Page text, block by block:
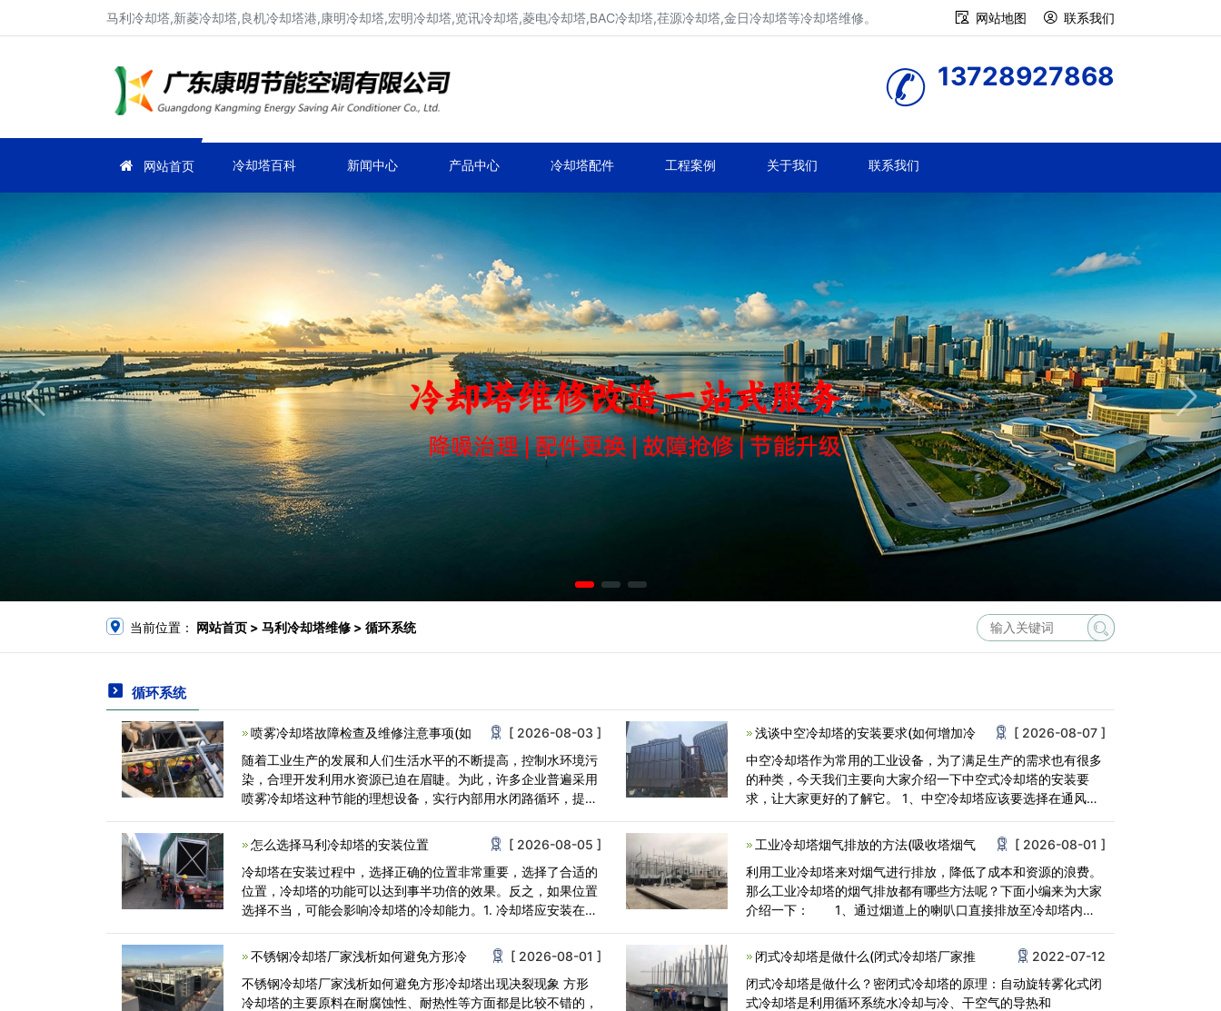
马利冷却塔,新菱冷却塔,良机冷却塔港,康明冷却塔,宏明冷却塔,览讯冷却塔,菱电冷却塔,BAC冷却塔,荏源冷却塔,金日冷却塔等冷却塔维修。 网站地图 联系我们
13728927868
网站首页 冷却塔百科 新闻中心 产品中心 冷却塔配件 工程案例 关于我们 联系我们
当前位置： 网站首页 > 马利冷却塔维修 > 循环系统
循环系统
喷雾冷却塔故障检查及维修注意事项(如
[ 2026-08-03 ]
随着工业生产的发展和人们生活水平的不断提高，控制水环境污
染，合理开发利用水资源已迫在眉睫。为此，许多企业普遍采用
喷雾冷却塔这种节能的理想设备，实行内部用水闭路循环，提高
浅谈中空冷却塔的安装要求(如何增加冷
[ 2026-08-07 ]
中空冷却塔作为常用的工业设备，为了满足生产的需求也有很多
的种类，今天我们主要向大家介绍一下中空式冷却塔的安装要
求，让大家更好的了解它。 1、中空冷却塔应该要选择在通风良
怎么选择马利冷却塔的安装位置
[ 2026-08-05 ]
冷却塔在安装过程中，选择正确的位置非常重要，选择了合适的
位置，冷却塔的功能可以达到事半功倍的效果。反之，如果位置
选择不当，可能会影响冷却塔的冷却能力。1. 冷却塔应安装在清
工业冷却塔烟气排放的方法(吸收塔烟气
[ 2026-08-01 ]
利用工业冷却塔来对烟气进行排放，降低了成本和资源的浪费。
那么工业冷却塔的烟气排放都有哪些方法呢？下面小编来为大家
介绍一下： 1、通过烟道上的喇叭口直接排放至冷却塔内并
不锈钢冷却塔厂家浅析如何避免方形冷
[ 2026-08-01 ]
不锈钢冷却塔厂家浅析如何避免方形冷却塔出现决裂现象 方形
冷却塔的主要原料在耐腐蚀性、耐热性等方面都是比较不错的，
闭式冷却塔是做什么(闭式冷却塔厂家推
2022-07-12
闭式冷却塔是做什么？密闭式冷却塔的原理：自动旋转雾化式闭
式冷却塔是利用循环系统水冷却与冷、干空气的导热和